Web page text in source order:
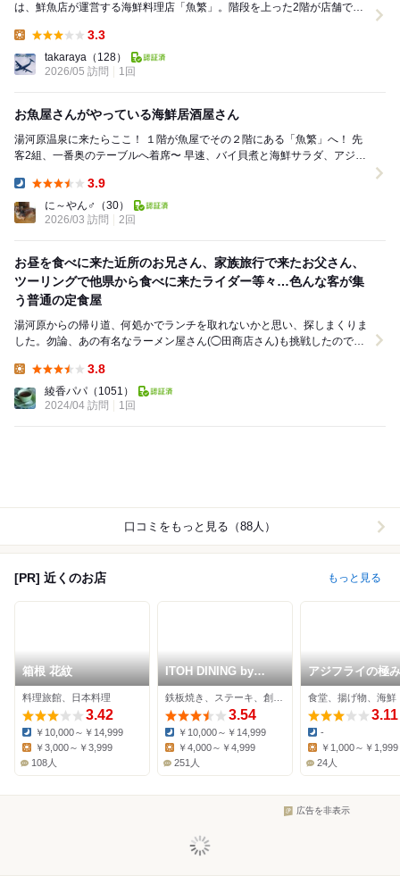
は、鮮魚店が運営する海鮮料理店「魚繁」。階段を上った2階が店舗で、
3.3
takaraya （128）
2026/05 訪問
1回
お魚屋さんがやっている海鮮居酒屋さん
湯河原温泉に来たらここ！ １階が魚屋でその２階にある「魚繁」へ！ 先
客2組、一番奥のテーブルへ着席〜 早速、バイ貝煮と海鮮サラダ、アジの
3.9
に～やん♂
（30）
2026/03 訪問
2回
お昼を食べに来た近所のお兄さん、家族旅行で来たお父さん、
ツーリングで他県から食べに来たライダー等々…色んな客が集
う普通の定食屋
湯河原からの帰り道、何処かでランチを取れないかと思い、探しまくりま
した。勿論、あの有名なラーメン屋さん(◯田商店さん)も挑戦したのです
3.8
綾香パパ （1051）
2024/04 訪問
1回
口コミをもっと見る（88人）
[PR] 近くのお店 もっと見る
箱根 花紋
料理旅館、日本料理
3.42
Dinner:
￥10,000～￥14,999
￥3,000～￥3,999
108人
ITOH DINING by
NOBU
3.54
Dinner:
￥10,000～￥14,999
￥4,000～￥4,999
251人
アジフライの極
じのや
食堂、揚げ物、海鮮
3.11
Dinner:
-
Lunch:
￥1,000～￥1,999
24人
広告を非表示